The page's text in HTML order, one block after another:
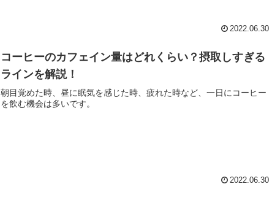
2022.06.30
コーヒーのカフェイン量はどれくらい？摂取しすぎる
ラインを解説！
朝目覚めた時、昼に眠気を感じた時、疲れた時など、一日にコーヒー
を飲む機会は多いです。
2022.06.30